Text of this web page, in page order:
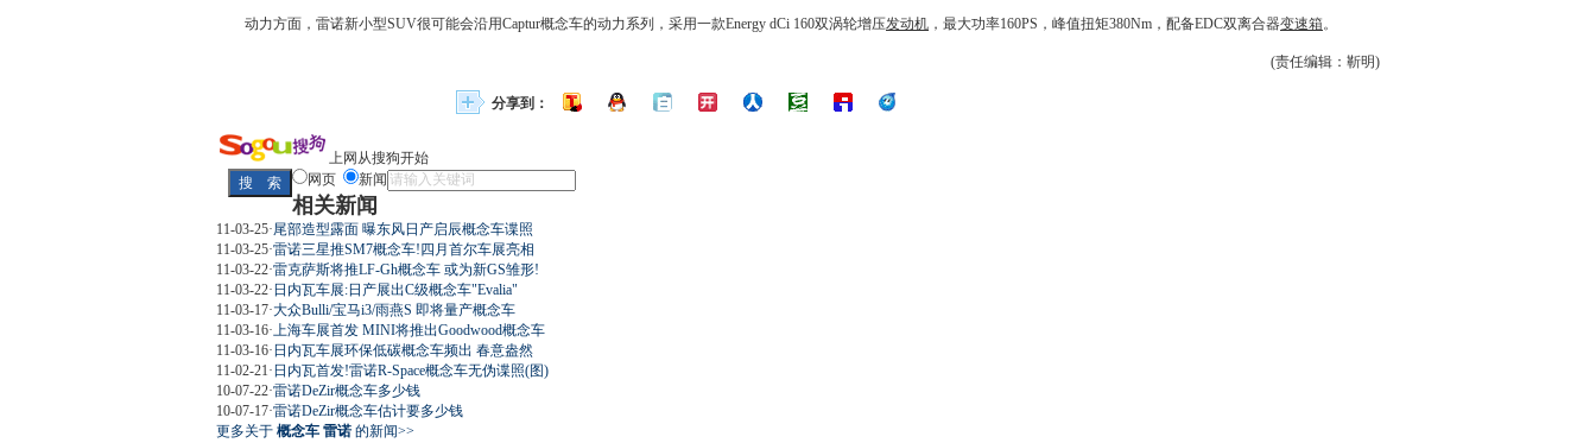
动力方面， 雷诺新小型SUV很可能会沿用Captur概念车的动力系列，采用一款Energy dCi 160双涡轮增压发动机 ，最大功率160PS，峰值扭矩380Nm，配备EDC双离合器变速箱。
(责任编辑：靳明)
分享到：
上网从搜狗开始
网页
新闻
相关新闻
11-03-25·尾部造型露面 曝东风日产启辰概念车谍照
11-03-25·雷诺三星推SM7概念车!四月首尔车展亮相
11-03-22·雷克萨斯将推LF-Gh概念车 或为新GS雏形!
11-03-22· 日内瓦车展:日产展出C级概念车"Evalia"
11-03-17·大众Bulli/宝马i3/雨燕S 即将量产概念车
11-03-16· 上海车展首发 MINI将推出Goodwood概念车
11-03-16· 日内瓦车展环保低碳概念车频出 春意盎然
11-02-21 · 日内瓦首发!雷诺R-Space概念车无伪谍照(图)
10-07-22·雷诺DeZir概念车多少钱
10-07-17·雷诺DeZir概念车估计要多少钱
更多关于 概念车 雷诺 的新闻>>